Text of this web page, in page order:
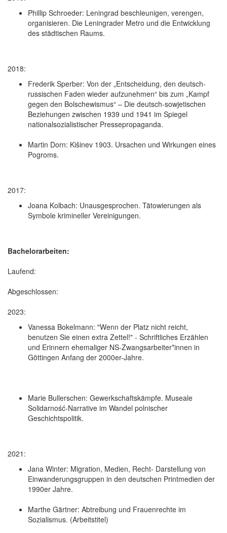
Phillip Schroeder: Leningrad beschleunigen, verengen,
organisieren. Die Leningrader Metro und die Entwicklung
des städtischen Raums.
2018:
Frederik Sperber: Von der „Entscheidung, den deutsch-
russischen Faden wieder aufzunehmen“ bis zum „Kampf
gegen den Bolschewismus“ – Die deutsch-sowjetischen
Beziehungen zwischen 1939 und 1941 im Spiegel
nationalsozialistischer Pressepropaganda.
Martin Dorn: Kišinev 1903. Ursachen und Wirkungen eines
Pogroms.
2017:
Joana Kolbach: Unausgesprochen. Tätowierungen als
Symbole krimineller Vereinigungen.
Bachelorarbeiten:
Laufend:
Abgeschlossen:
2023:
Vanessa Bokelmann: "Wenn der Platz nicht reicht,
benutzen Sie einen extra Zettel!" - Schriftliches Erzählen
und Erinnern ehemaliger NS-Zwangsarbeiter*innen in
Göttingen Anfang der 2000er-Jahre.
Marie Bullerschen: Gewerkschaftskämpfe. Museale
Solidarność-Narrative im Wandel polnischer
Geschichtspolitik.
2021:
Jana Winter: Migration, Medien, Recht- Darstellung von
Einwanderungsgruppen in den deutschen Printmedien der
1990er Jahre.
Marthe Gärtner: Abtreibung und Frauenrechte im
Sozialismus. (Arbeitstitel)